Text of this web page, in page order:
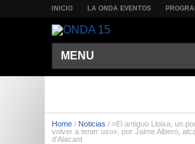
INICIO LA ONDA EVENTOS
MENU
Home / Noticias / «El antiguo Lloixa, un
volver a tener uso», por Jaime Albero,
d’Alacant